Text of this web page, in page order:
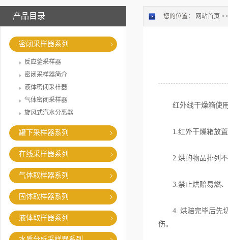
产品目录
密闭采样器系列
反应釜采样器
密闭采样器简介
液体密闭采样器
气体密闭采样器
旋风式汽水分离器
罐下采样器系列
在线采样器系列
气体取样器系列
固体取样器系列
液体取样器系列
您的位置： 网站首页
红外线干燥箱使用
1.红外干燥箱放置
2.烘的物品排列不
3.禁止烘赔易燃、
4. 烘赔完毕后先切
伤。